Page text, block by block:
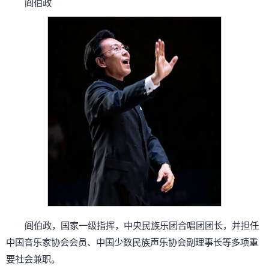
阎伯政
阎伯政，国家一级指挥，中央民族乐团合唱团团长，并担任
中国音乐家协会会员、中国少数民族声乐协会副理事长等多项重
要社会兼职。